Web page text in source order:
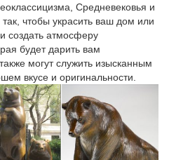
– лучший подарок
типичная бойцовая собака
в маленьком обличии,
38 ₽ дешевле.36 см;
Цвет: Разноцветный;
Собака; Символ года: Символ
Лак; ТИП: Фигурка
Средневековья и
чтобы украсить ваш дом или
создать атмосферу
будет дарить вам
могут служить изысканным
вкусе и оригинальности.